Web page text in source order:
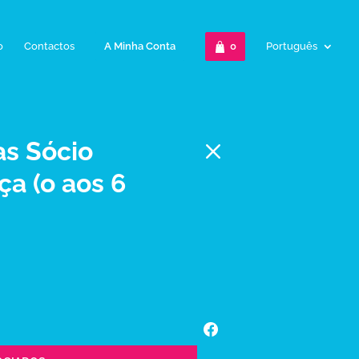
Contactos A Minha Conta 0 Português
Sócio
(o aos 6
M